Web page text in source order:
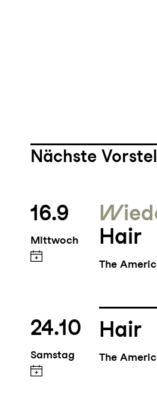
Nächste
16.9
Mittwoch
Hair
The
24.10
Samstag
Hair
The